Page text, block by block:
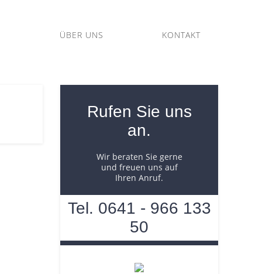
ÜBER UNS KONTAKT
Rufen Sie uns
an.
Wir beraten Sie gerne
und freuen uns auf
Ihren Anruf.
Tel. 0641 - 966 133
50